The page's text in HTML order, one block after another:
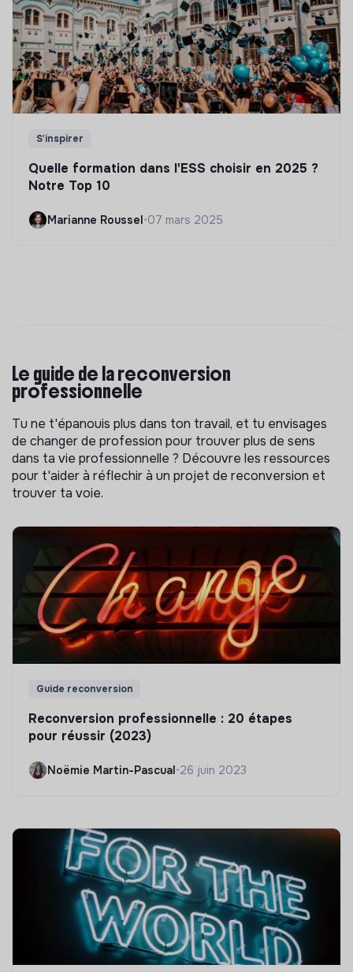
S'inspirer
Quelle formation dans l'ESS choisir en 2025 ?
Notre Top 10
Marianne Roussel•07 mars 2025
Le guide de la reconversion
professionnelle
Tu ne t'épanouis plus dans ton travail, et tu envisages
de changer de profession pour trouver plus de sens
dans ta vie professionnelle ? Découvre les ressources
pour t'aider à réflechir à un projet de reconversion et
trouver ta voie.
Guide reconversion
Reconversion professionnelle : 20 étapes
pour réussir (2023)
Noëmie Martin-Pascual•26 juin 2023